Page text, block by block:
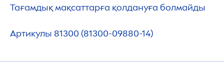
Тағамдық мақсаттарға қолдануға болмайды
Артикулы 81300 (81300-09880-14)